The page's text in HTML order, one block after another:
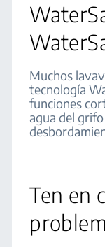
Muchos
tecnología
funciones
agua del
Ten en